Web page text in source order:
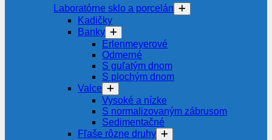
Laboratórne sklo a porcelán
Kadičky
Banky
Erlenmeyerové
Odmerné
S guľatým dnom
S plochým dnom
Valce
Vysoké a nízke
S normalizovaným zábrusom
Sedimentačné
Fľaše rôzne druhy